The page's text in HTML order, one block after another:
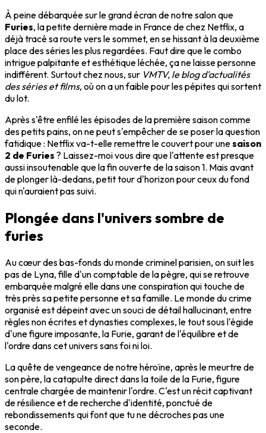
À peine débarquée sur le grand écran de notre salon que
Furies, la petite dernière made in France de chez Netflix, a
déjà tracé sa route vers le sommet, en se hissant à la deuxième
place des séries les plus regardées. Faut dire que le combo
intrigue palpitante et esthétique léchée, ça ne laisse personne
indifférent. Surtout chez nous, sur VMTV, le blog d'actualités
des séries et films, où on a un faible pour les pépites qui sortent
du lot.
Après s'être enfilé les épisodes de la première saison comme
des petits pains, on ne peut s'empêcher de se poser la question
fatidique : Netflix va-t-elle remettre le couvert pour unesaison
2 de Furies ? Laissez-moi vous dire que l'attente est presque
aussi insoutenable que la fin ouverte de la saison 1. Mais avant
de plonger là-dedans, petit tour d'horizon pour ceux du fond
qui n'auraient pas suivi.
Plongée dans l'univers sombre de
furies
Au cœur des bas-fonds du monde criminel parisien, on suit les
pas de Lyna, fille d'un comptable de la pègre, qui se retrouve
embarquée malgré elle dans une conspiration qui touche de
très près sa petite personne et sa famille. Le monde du crime
organisé est dépeint avec un souci de détail hallucinant, entre
règles non écrites et dynasties complexes, le tout sous l'égide
d'une figure imposante, la Furie, garant de l'équilibre et de
l'ordre dans cet univers sans foi ni loi.
La quête de vengeance de notre héroïne, après le meurtre de
son père, la catapulte direct dans la toile de la Furie, figure
centrale chargée de maintenir l'ordre. C'est un récit captivant
de résilience et de recherche d'identité, ponctué de
rebondissements qui font que tu ne décroches pas une
seconde.